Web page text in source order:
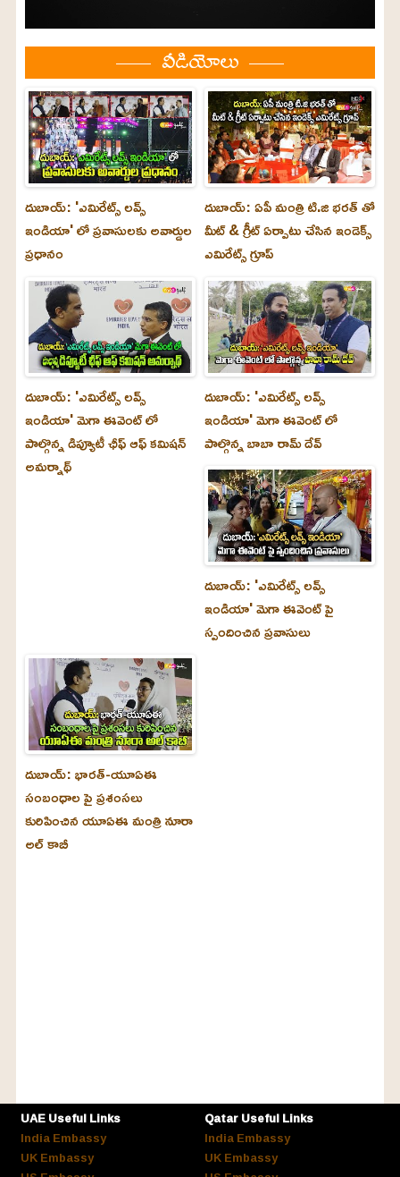
వీడియోలు
దుబాయ్: 'ఎమిరేట్స్ లవ్స్
ఇండియా' లో ప్రవాసులకు అవార్డుల
ప్రధానం
దుబాయ్: ఏపీ మంత్రి టి.జి భరత్ తో
మీట్ & గ్రీట్ ఏర్పాటు చేసిన ఇండెక్స్
ఎమిరేట్స్ గ్రూప్
దుబాయ్‌: 'ఎమిరేట్స్ లవ్స్
ఇండియా' మెగా ఈవెంట్ లో
పాల్గొన్న డిప్యూటీ ఛీఫ్ ఆఫ్ కమిషన్
అమర్నాథ్
దుబాయ్‌: 'ఎమిరేట్స్ లవ్స్
ఇండియా' మెగా ఈవెంట్ లో
పాల్గొన్న బాబా రామ్ దేవ్
దుబాయ్‌: 'ఎమిరేట్స్ లవ్స్
ఇండియా' మెగా ఈవెంట్ పై
స్పందించిన ప్రవాసులు
దుబాయ్‌: భారత్-యూఏఈ
సంబంధాల పై ప్రశంసలు
కురిపించిన యూఏఈ మంత్రి నూరా
అల్‌ కాబీ
UAE Useful Links
India Embassy
UK Embassy
Qatar Useful Links
India Embassy
UK Embassy